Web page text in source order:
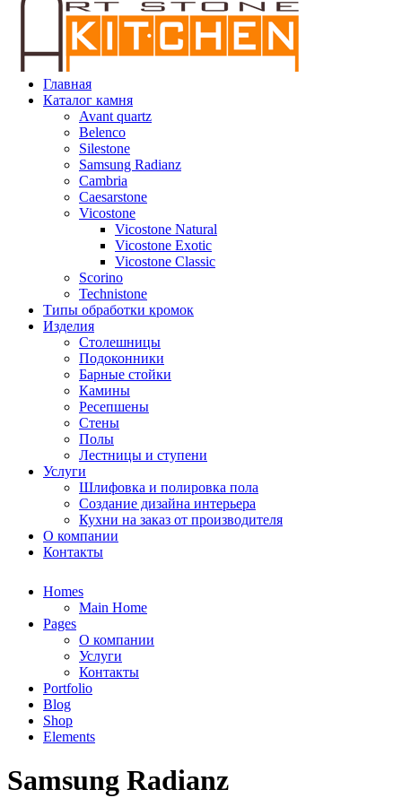
Главная
Каталог камня
Avant quartz
Belenco
Silestone
Samsung Radianz
Сambria
Сaesarstone
Vicostone
Vicostone Natural
Vicostone Exotic
Vicostone Classic
Scorino
Technistone
Типы обработки кромок
Изделия
Столешницы
Подоконники
Барные стойки
Камины
Ресепшены
Стены
Полы
Лестницы и ступени
Услуги
Шлифовка и полировка пола
Создание дизайна интерьера
Кухни на заказ от производителя
О компании
Контакты
Homes
Main Home
Pages
О компании
Услуги
Контакты
Portfolio
Blog
Shop
Elements
Samsung Radianz